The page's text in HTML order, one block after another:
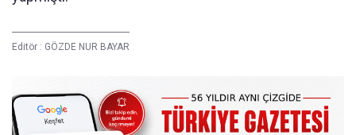
Editör : GÖZDE NUR BAYAR